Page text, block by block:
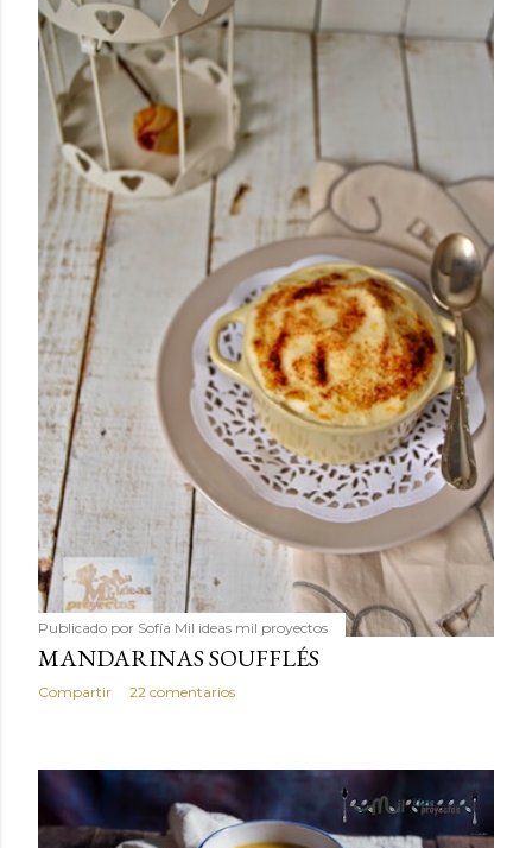
Publicado por Sofía Mil ideas mil proyectos
MANDARINAS SOUFFLÉS
Compartir 22 comentarios